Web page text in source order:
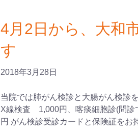
4月2日から、大和
す
2018年3月28日
当院では肺がん検診と大腸がん検診
X線検査 1,000円、喀痰細胞診(問
円 がん検診受診カードと保険証をお